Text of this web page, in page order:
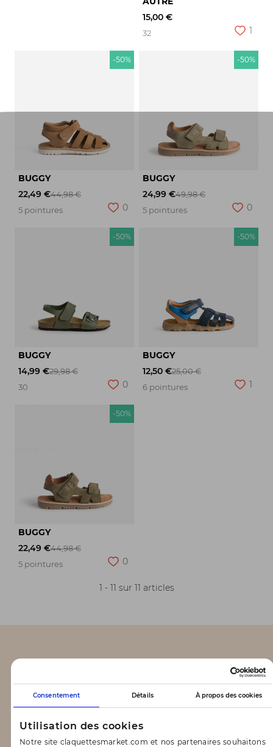
Consentement Détails À propos des cookies
Utilisation des cookies
Notre site claquettesmarket.com et nos partenaires souhaitons
15,00 €
32 1
-50%
BUGGY
22,49 €44,98 €
5 pointures
0
-50%
BUGGY
24,99 €49,98 €
5 pointures
0
-50%
BUGGY
14,99 €29,98 €
30
0
-50%
BUGGY
12,50 €25,00 €
6 pointures
1
-50%
BUGGY
22,49 €44,98 €
5 pointures
0
1 - 11 sur 11 articles
CLAQUETTES MARKET
Notre concept
Blog
CONTACT & AIDE